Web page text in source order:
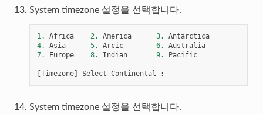
System timezone 설정을 선택합니다.
1. Africa 2. America 3.
Antarctica
4.
Asia 5. Arcic 6.
Australia
7.
Europe 8. Indian 9. Pacific
[Timezone] Select Continental :
System timezone 설정을 선택합니다.